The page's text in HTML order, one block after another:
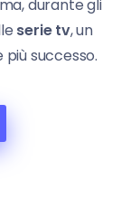
durante gli
serie tv, un
successo.